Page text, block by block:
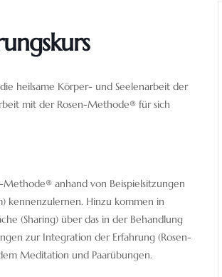
heilsame Körper- und Seelenarbeit der
mit der Rosen-Methode® für sich
anhand von Beispielsitzungen
kennenzulernen. Hinzu kommen in
(Sharing) über das in der Behandlung
zur Integration der Erfahrung (Rosen-
Meditation und Paarübungen.